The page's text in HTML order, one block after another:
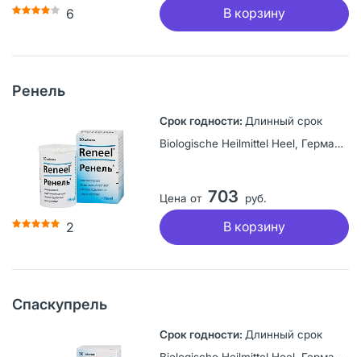
6 В корзину
Ренель
2
Длинный срок
Biologische Heilmittel Heel, Германия
Цена от 703 руб.
В корзину
Спаскупрель
Длинный срок